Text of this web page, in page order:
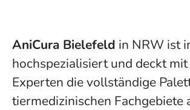
AniCura Bielefeld in NRW ist
hochspezialisiert und deckt mit
Experten die vollständige
tiermedizinischen Fachgebiete